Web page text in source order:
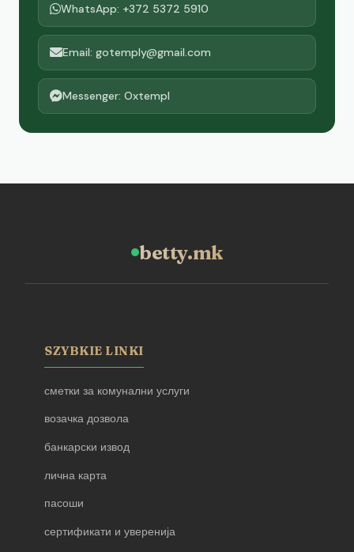
WhatsApp: +372 5372 5910
Email: gotemply@gmail.com
Messenger: Oxtempl
betty.mk
SZYBKIE LINKI
сметки за комунални услуги
возачка дозвола
банкарски извод
лична карта
пасоши
сертификати и уверенија